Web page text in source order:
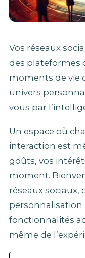
Vos réseaux
des plateformes
moments de vie
univers
vous par
Un espace où
interaction est
goûts, vos
moment.
réseaux sociaux,
fonctionnalités
même de